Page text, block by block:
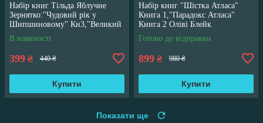
Набір книг Тільда Яблучне
Зернятко:"Чудовий рік у
Шипшиновому" Кн3,"Великий
переполох" Кн 4
В наявності
399 ₴ 440 ₴
Купити
Набір книг "Шістка Атласа"
Книга 1,"Парадокс Атласа"
Книга 2 Оліві Блейк
Готово до відправки
899 ₴ 980 ₴
Купити
Показати ще